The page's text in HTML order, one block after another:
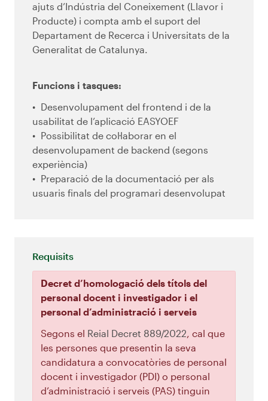
ajuts d’Indústria del Coneixement (Llavor i
Producte) i compta amb el suport del
Departament de Recerca i Universitats de la
Generalitat de Catalunya.
Funcions i tasques:
Desenvolupament del frontend i de la
usabilitat de l’aplicació EASYOEF
Possibilitat de col·laborar en el
desenvolupament de backend (segons
experiència)
Preparació de la documentació per als
usuaris finals del programari desenvolupat
Requisits
Decret d’homologació dels títols del
personal docent i investigador i el
personal d’administració i serveis
Segons el Reial Decret 889/2022, cal que
les persones que presentin la seva
candidatura a convocatòries de personal
docent i investigador (PDI) o personal
d’administració i serveis (PAS) tinguin